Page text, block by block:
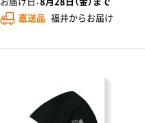
直送品 福井からお届け